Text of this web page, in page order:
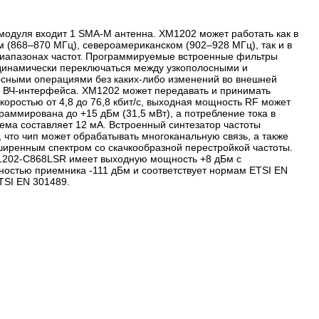
входит 1 SMA-M антенна. XM1202 может работать как в
(868–870 МГц), североамериканском (902–928 МГц), так и в
частот. Программируемые встроенные фильтры
переключаться между узкополосными и
операциями без каких-либо изменений во внешней
ВЧ-интерфейса. XM1202 может передавать и принимать
от 4,8 до 76,8 кбит/с, выходная мощность RF может
до +15 дБм (31,5 мВт), а потребление тока в
составляет 12 мА. Встроенный синтезатор частоты
что чип может обрабатывать многоканальную связь, а также
спектром со скачкообразной перестройкой частоты.
C868LSR имеет выходную мощность +8 дБм с
приемника -111 дБм и соответствует нормам ETSI EN
EN 301489.